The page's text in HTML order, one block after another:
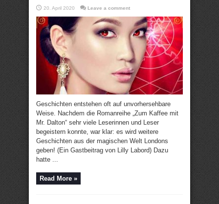
20. April 2020 Leave a comment
Geschichten entstehen oft auf unvorhersehbare
Weise. Nachdem die Romanreihe „Zum Kaffee mit
Mr. Dalton“ sehr viele Leserinnen und Leser
begeistern konnte, war klar: es wird weitere
Geschichten aus der magischen Welt Londons
geben! (Ein Gastbeitrag von Lilly Labord) Dazu
hatte ...
Read More »